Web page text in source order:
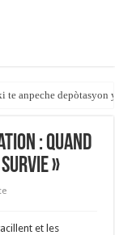
te anpeche depòtasyon
pou ajan ICE yo
: quand
»
et les